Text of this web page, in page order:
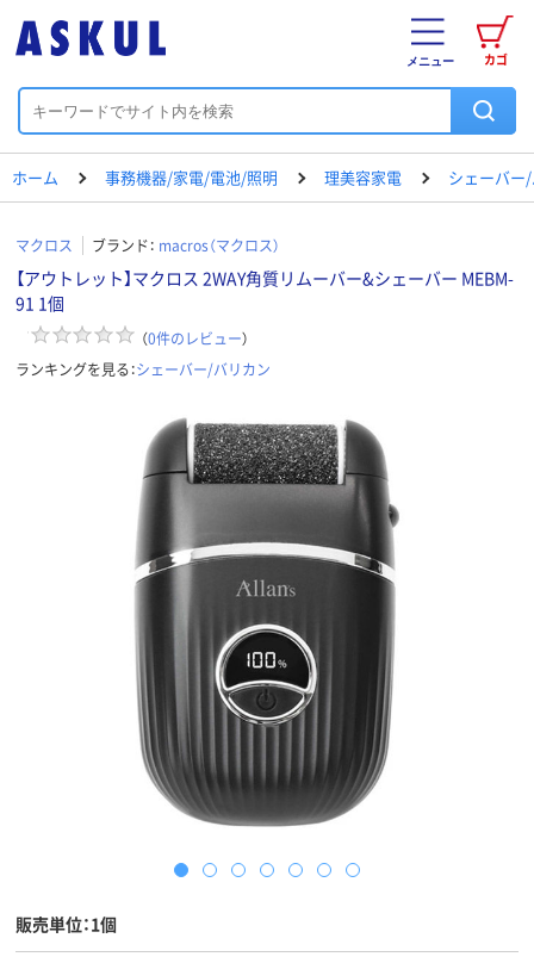
カゴ
メニュー
ホーム 事務機器/家電/電池/照明 理美容家電 シェーバー
マクロス ブランド： macros（マクロス）
【アウトレット】マクロス 2WAY角質リムーバー&シェーバー MEBM-
91 1個
（0件のレビュー）
ランキングを見る：シェーバー/バリカン
販売単位：1個